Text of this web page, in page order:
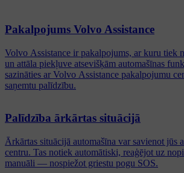
Pakalpojums Volvo Assistance
Volvo Assistance ir pakalpojums, ar kuru tiek
un attāla piekļuve atsevišķām automašīnas
sazināties ar Volvo Assistance pakalpojumu
saņemtu palīdzību.
Palīdzība ārkārtas situācijā
Ārkārtas situācijā automašīna var savienot jūs
centru. Tas notiek automātiski, reaģējot uz
manuāli — nospiežot griestu pogu SOS.